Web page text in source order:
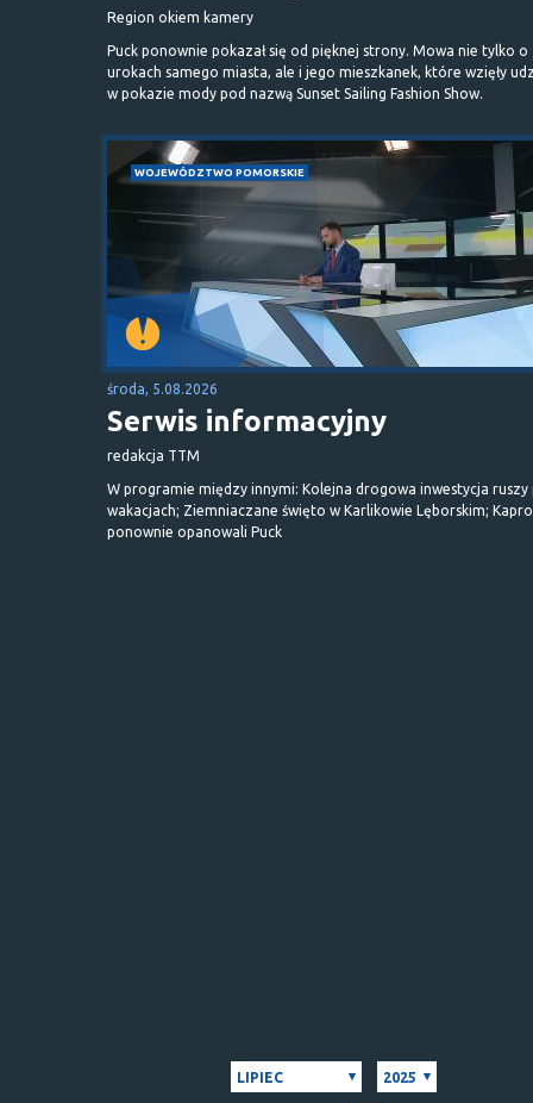
Region okiem kamery
Puck ponownie pokazał się od pięknej strony. Mowa nie tylko o
urokach samego miasta, ale i jego mieszkanek, które wzięły
w pokazie mody pod nazwą Sunset Sailing Fashion Show.
WOJEWÓDZTWO POMORSKIE
środa, 5.08.2026
Serwis informacyjny
redakcja TTM
W programie między innymi: Kolejna drogowa inwestycja ruszy
wakacjach; Ziemniaczane święto w Karlikowie Lęborskim;
ponownie opanowali Puck
LIPIEC 2025